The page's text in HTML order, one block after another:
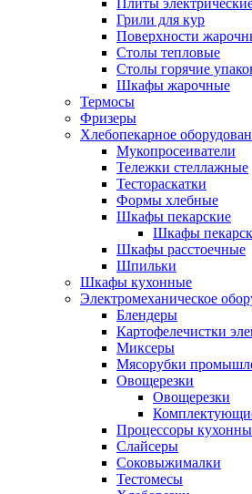
Грили для кур
Поверхности
Столы тепловые
Столы горячие
Шкафы жарочные
Термосы
Фризеры
Хлебопекарное
Мукопросеиватели
Тележки стеллажные
Тестораскатки
Формы хлебные
Шкафы пекарские
Шкафы
Шкафы расстоечные
Шпильки
Шкафы кухонные
Электромеханическое
Блендеры
Картофелечистки
Миксеры
Мясорубки
Овощерезки
Овощерезки
Процессоры
Слайсеры
Соковыжималки
Тестомесы